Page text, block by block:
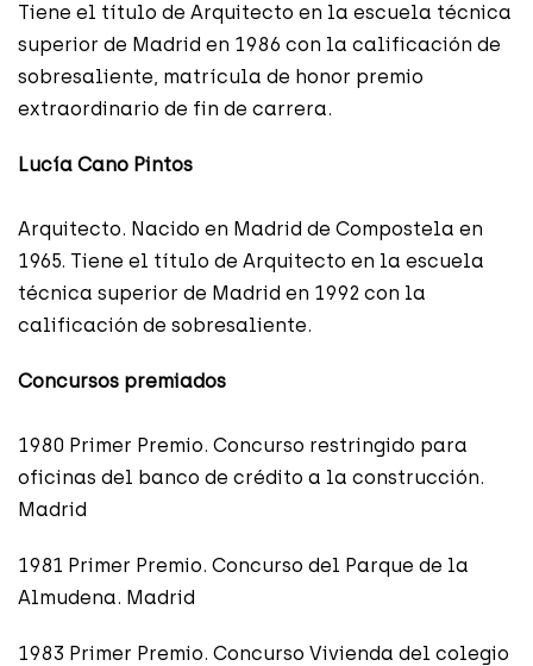
Tiene el título de Arquitecto en la escuela técnica
superior de Madrid en 1986 con la calificación de
sobresaliente, matrícula de honor premio
extraordinario de fin de carrera.
Lucía Cano Pintos
Arquitecto. Nacido en Madrid de Compostela en
1965. Tiene el título de Arquitecto en la escuela
técnica superior de Madrid en 1992 con la
calificación de sobresaliente.
Concursos premiados
1980 Primer Premio. Concurso restringido para
oficinas del banco de crédito a la construcción.
Madrid
1981 Primer Premio. Concurso del Parque de la
Almudena. Madrid
1983 Primer Premio. Concurso Vivienda del colegio